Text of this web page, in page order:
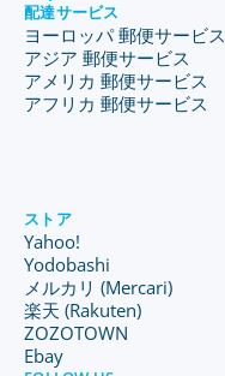
配達サービス
ヨーロッパ 郵便サービス
アジア 郵便サービス
アメリカ 郵便サービス
アフリカ 郵便サービス
ストア
Yahoo!
Yodobashi
メルカリ (Mercari)
楽天 (Rakuten)
ZOZOTOWN
Ebay